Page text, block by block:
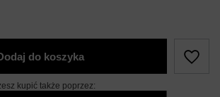
do koszyka
kupić także poprzez: